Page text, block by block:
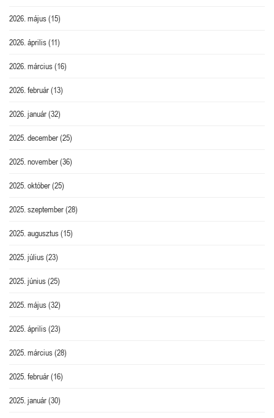
2026. május(15)
2026. április(11)
2026. március(16)
2026. február(13)
2026. január(32)
2025. december(25)
2025. november(36)
2025. október(25)
2025. szeptember(28)
2025. augusztus(15)
2025. július(23)
2025. június(25)
2025. május(32)
2025. április(23)
2025. március(28)
2025. február(16)
2025. január(30)